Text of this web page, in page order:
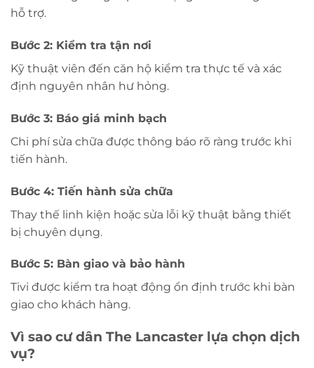
hỗ trợ.
Bước 2: Kiểm tra tận nơi
Kỹ thuật viên đến căn hộ kiểm tra thực tế và xác
định nguyên nhân hư hỏng.
Bước 3: Báo giá minh bạch
Chi phí sửa chữa được thông báo rõ ràng trước khi
tiến hành.
Bước 4: Tiến hành sửa chữa
Thay thế linh kiện hoặc sửa lỗi kỹ thuật bằng thiết
bị chuyên dụng.
Bước 5: Bàn giao và bảo hành
Tivi được kiểm tra hoạt động ổn định trước khi bàn
giao cho khách hàng.
Vì sao cư dân The Lancaster lựa chọn dịch
vụ?